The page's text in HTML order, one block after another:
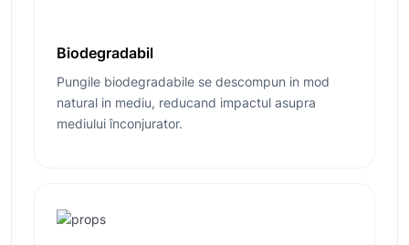
Biodegradabil
Pungile biodegradabile se descompun in mod
natural in mediu, reducand impactul asupra
mediului înconjurator.